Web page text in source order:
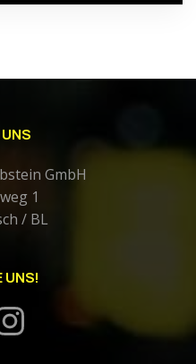
GmbH
1
/ BL
UNS!